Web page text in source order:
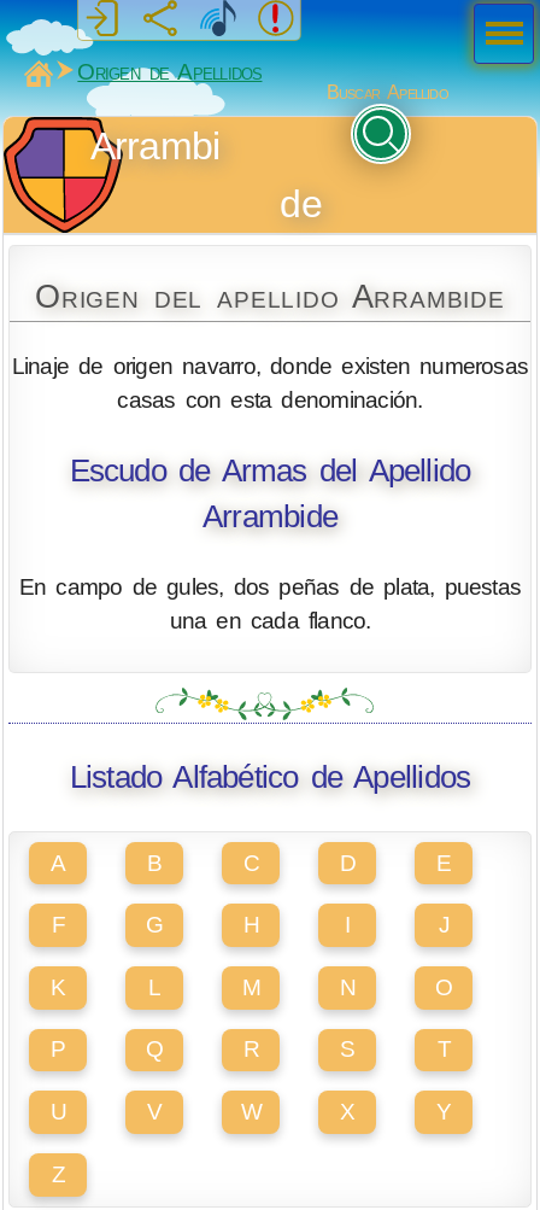
MiSabueso
Origen de Apellidos
Buscar Apellido
Arrambi
de
Origen del apellido Arrambide
Linaje de origen navarro, donde existen numerosas
casas con esta denominación.
Escudo de Armas del Apellido
Arrambide
En campo de gules, dos peñas de plata, puestas
una en cada flanco.
Listado Alfabético de Apellidos
A B C D E
F G H I J
K L M N O
P Q R S T
U V W X Y
Z
Men
ú